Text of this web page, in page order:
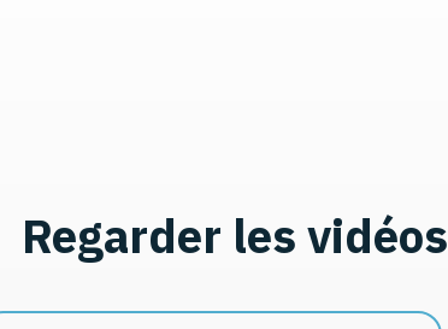
Regarder les vidéos